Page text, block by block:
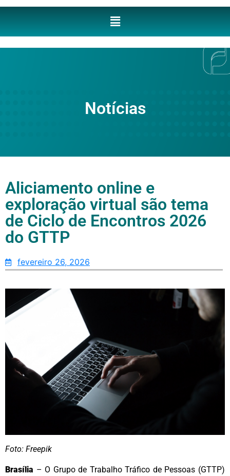
Notícias
Aliciamento online e
exploração virtual são tema
de Ciclo de Encontros 2026
do GTTP
fevereiro 26, 2026
Foto: Freepik
Brasília – O Grupo de Trabalho Tráfico de Pessoas (GTTP)